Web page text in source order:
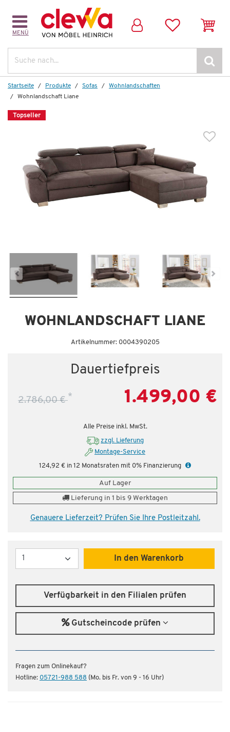
MENÜ
Startseite Produkte Sofas
Wohnlandschaften
Wohnlandschaft Liane
Topseller
WOHNLANDSCHAFT LIANE
Artikelnummer: 0004390205
Dauertiefpreis
2.786,00 €* 1.499,00 €
Alle Preise inkl. MwSt.
zzgl. Lieferung
Montage-Service
124,92 € in 12 Monatsraten mit 0% Finanzierung
Auf Lager
Lieferung in 1 bis 9 Werktagen
Genauere Lieferzeit? Prüfen Sie Ihre Postleitzahl.
Menge
In den Warenkorb
Verfügbarkeit in den Filialen prüfen
Gutscheincode prüfen
Fragen zum Onlinekauf?
Hotline: 05721-988 588 (Mo. bis Fr. von 9 - 16 Uhr)